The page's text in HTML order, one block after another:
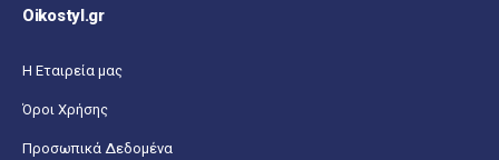
Oikostyl.gr
Η Εταιρεία μας
Όροι Χρήσης
Προσωπικά Δεδομένα